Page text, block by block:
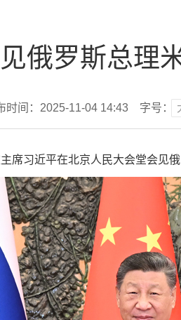
俄罗斯总理
时间：2025-11-04 14:43 字号：
席习近平在北京人民大会堂会见俄